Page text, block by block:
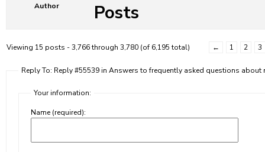
Author Posts
Viewing 15 posts - 3,766 through 3,780 (of 6,195 total) ← 1 2 3
Reply To: Reply #55539 in Answers to frequently asked questions about
Your information:
Name (required):